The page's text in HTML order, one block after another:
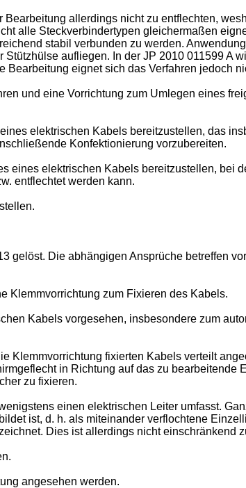
allerdings nicht zu entflechten,
alle Steckverbindertypen gleichermaßen
stabil verbunden zu werden.
Stützhülse aufliegen. In der JP 2010 011599 A
Bearbeitung eignet sich das Verfahren jedoch
und eine Vorrichtung zum Umlegen eines
elektrischen Kabels bereitzustellen, das
Konfektionierung vorzubereiten.
eines elektrischen Kabels bereitzustellen, bei
entflechtet werden kann.
gelöst. Die abhängigen Ansprüche betreffen
Klemmvorrichtung zum Fixieren des Kabels.
Kabels vorgesehen, insbesondere zum
Klemmvorrichtung fixierten Kabels verteilt
in Richtung auf das zu bearbeitende
zu fixieren.
einen elektrischen Leiter umfasst.
ist, d. h. als miteinander verflochtene
Dies ist allerdings nicht einschränkend
angesehen werden.